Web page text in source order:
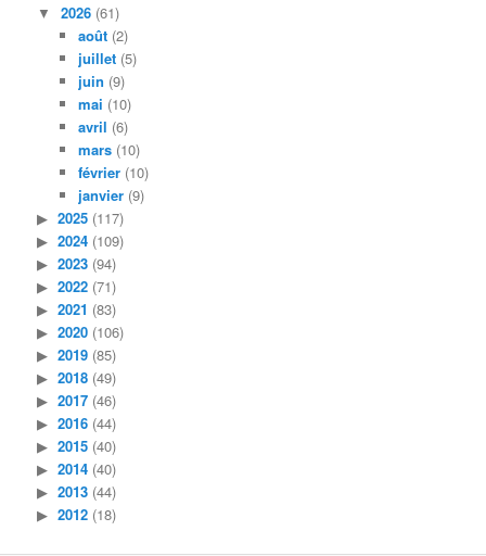
2026 (61)
août(2)
juillet(5)
juin (9)
mai (10)
avril (6)
mars(10)
février(10)
janvier(9)
2025 (117)
2024 (109)
2023 (94)
2022 (71)
2021 (83)
2020 (106)
2019 (85)
2018 (49)
2017 (46)
2016 (44)
2015 (40)
2014 (40)
2013 (44)
2012 (18)